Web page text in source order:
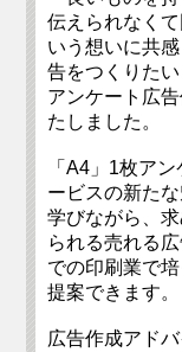
伝えられなく
いう想いに共
告をつくりた
アンケート広
たしました。
「A4」1枚ア
ービスの新た
学びながら、
られる売れる
での印刷業で
提案できます。
広告作成アド